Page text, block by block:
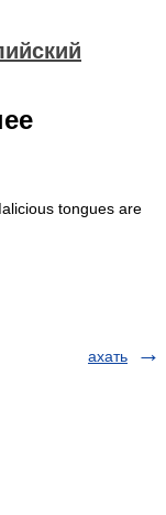
tongues are
ахать